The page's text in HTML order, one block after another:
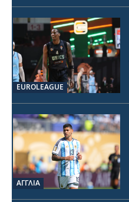
EUROLEAGUE
ΑΓΓΛΙΑ